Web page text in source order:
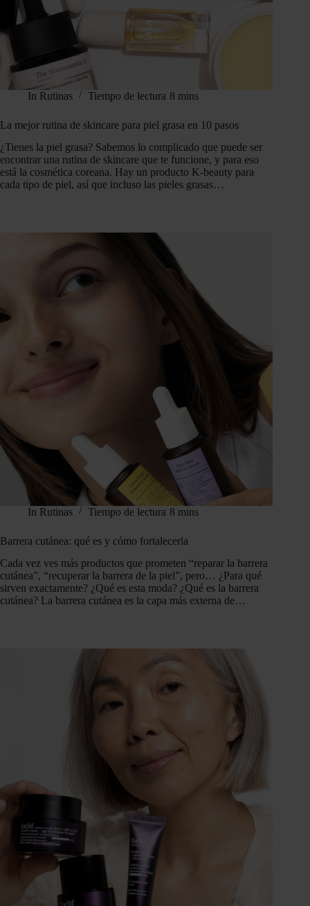
In Rutinas Tiempo de lectura 8 mins
La mejor rutina de skincare para piel grasa en 10 pasos
¿Tienes la piel grasa? Sabemos lo complicado que puede ser
encontrar una rutina de skincare que te funcione, y para eso
está la cosmética coreana. Hay un producto K-beauty para
cada tipo de piel, así que incluso las pieles grasas…
In Rutinas Tiempo de lectura 8 mins
Barrera cutánea: qué es y cómo fortalecerla
Cada vez ves más productos que prometen “reparar la barrera
cutánea”, “recuperar la barrera de la piel”, pero… ¿Para qué
sirven exactamente? ¿Qué es esta moda? ¿Qué es la barrera
cutánea? La barrera cutánea es la capa más externa de…